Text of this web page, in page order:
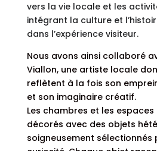
vers la vie locale et les
intégrant la culture et
dans l’expérience visiteur.
Nous avons ainsi collaboré
Viallon, une artiste locale
reflètent à la fois son
et son imaginaire créatif.
Les chambres et les
décorés avec des objets
soigneusement sélectionnés